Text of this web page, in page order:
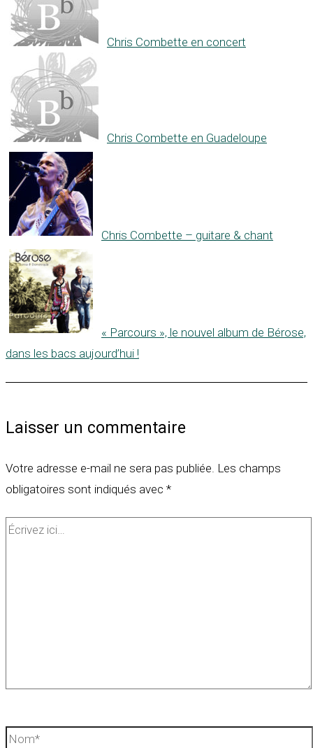
Chris Combette en concert
Chris Combette en Guadeloupe
Chris Combette – guitare & chant
« Parcours », le nouvel album de Bérose,
dans les bacs aujourd’hui !
Laisser un commentaire
Votre adresse e-mail ne sera pas publiée. Les champs
obligatoires sont indiqués avec *
Écrivez
Nom*